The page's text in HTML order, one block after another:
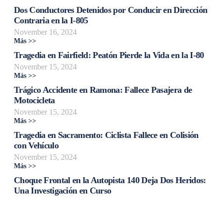
Dos Conductores Detenidos por Conducir en Dirección
Contraria en la I-805
November 16, 2024
Más >>
Tragedia en Fairfield: Peatón Pierde la Vida en la I-80
November 15, 2024
Más >>
Trágico Accidente en Ramona: Fallece Pasajera de
Motocicleta
November 15, 2024
Más >>
Tragedia en Sacramento: Ciclista Fallece en Colisión
con Vehículo
November 15, 2024
Más >>
Choque Frontal en la Autopista 140 Deja Dos Heridos:
Una Investigación en Curso